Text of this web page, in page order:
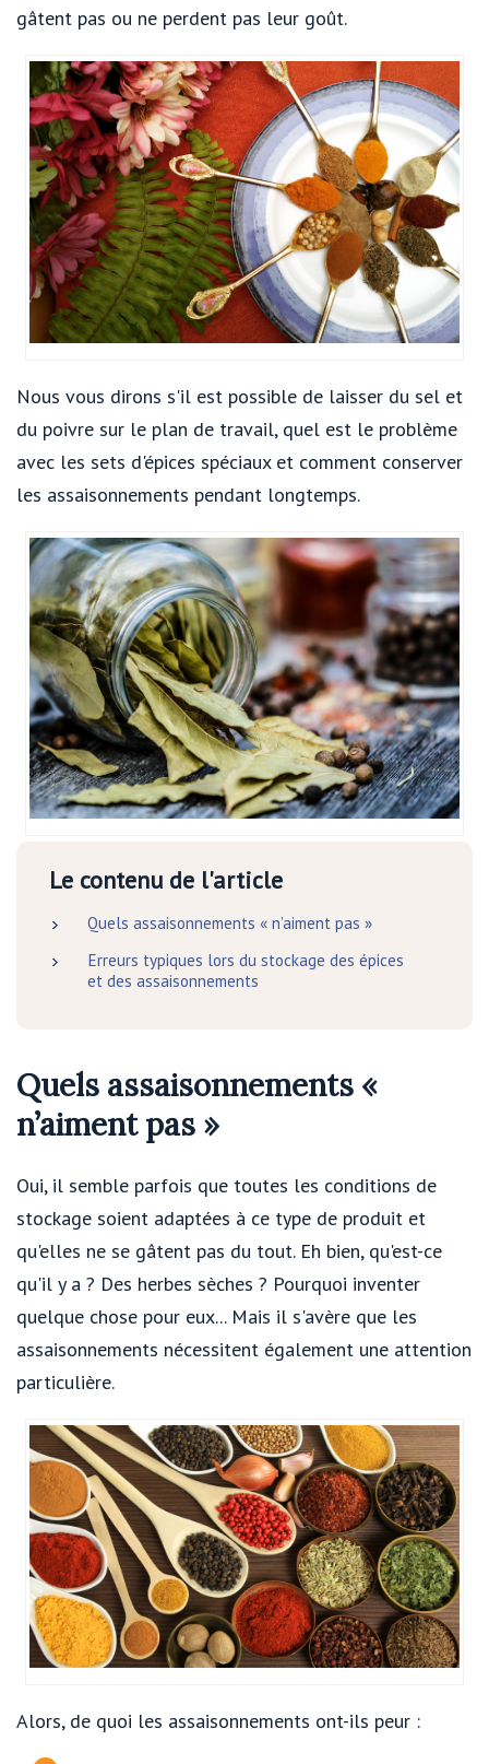
gâtent pas ou ne perdent pas leur goût.
Nous vous dirons s'il est possible de laisser du sel et
du poivre sur le plan de travail, quel est le problème
avec les sets d'épices spéciaux et comment conserver
les assaisonnements pendant longtemps.
Le contenu de l'article
Quels assaisonnements « n’aiment pas »
Erreurs typiques lors du stockage des épices
et des assaisonnements
Quels assaisonnements «
n’aiment pas »
Oui, il semble parfois que toutes les conditions de
stockage soient adaptées à ce type de produit et
qu'elles ne se gâtent pas du tout. Eh bien, qu'est-ce
qu'il y a ? Des herbes sèches ? Pourquoi inventer
quelque chose pour eux... Mais il s'avère que les
assaisonnements nécessitent également une attention
particulière.
Alors, de quoi les assaisonnements ont-ils peur :